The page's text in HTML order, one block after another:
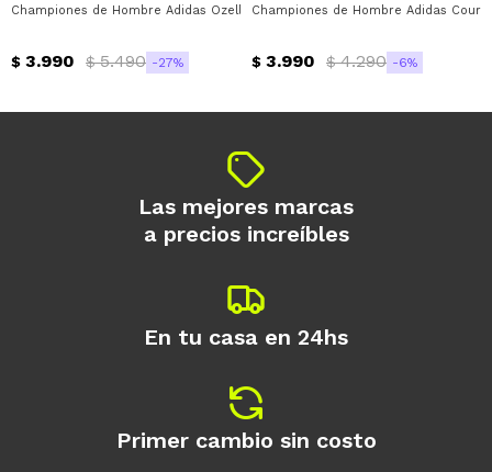
Championes de Hombre Adidas Ozelle Cloudfoam Adidas - Blanco - Gris
$ 3.990 $ 5.490 27
Championes de Hombre Adidas
$ 3.990 $ 4.290 6
Las mejores marcas
a precios increíbles
En tu casa en 24hs
Primer cambio sin costo
Día Mes Año
Continuar